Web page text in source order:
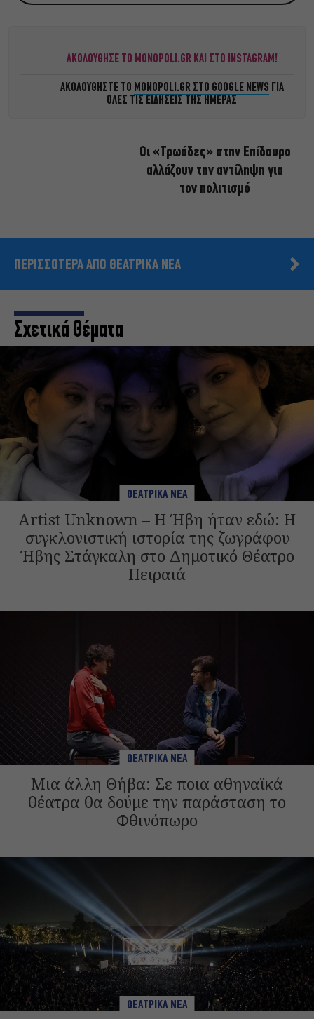
ΑΚΟΛΟΥΘΗΣΕ ΤΟ MONOPOLI.GR ΚΑΙ ΣΤΟ INSTAGRAM!
ΑΚΟΛΟΥΘΗΣΤΕ ΤΟ MONOPOLI.GR ΣΤΟ GOOGLE NEWS ΓΙΑ
ΟΛΕΣ ΤΙΣ ΕΙΔΗΣΕΙΣ ΤΗΣ ΗΜΕΡΑΣ
Οι «Τρωάδες» στην Επίδαυρο
αλλάζουν την αντίληψη για
τον πολιτισμό
ΠΕΡΙΣΣΟΤΕΡΑ ΑΠΟ ΘΕΑΤΡΙΚΑ ΝΕΑ
Σχετικά Θέματα
ΘΕΑΤΡΙΚΑ ΝΕΑ
Artist Unknown – Η Ήβη ήταν εδώ: Η
συγκλονιστική ιστορία της ζωγράφου
Ήβης Στάγκαλη στο Δημοτικό Θέατρο
Πειραιά
ΘΕΑΤΡΙΚΑ ΝΕΑ
Μια άλλη Θήβα: Σε ποια αθηναϊκά
θέατρα θα δούμε την παράσταση το
Φθινόπωρο
ΘΕΑΤΡΙΚΑ ΝΕΑ